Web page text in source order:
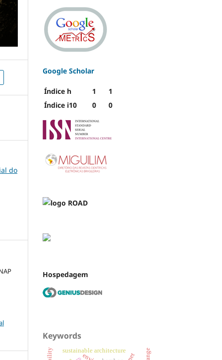
do
Google Scholar
Índice h 1
1
Índice i10
0 0
Hospedagem
Keywords
sustainable architecture